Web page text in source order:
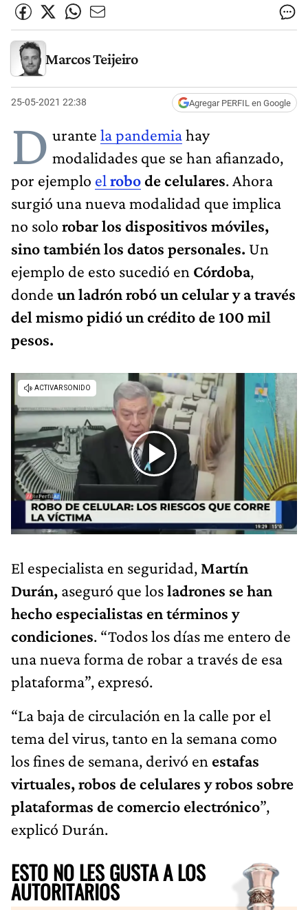
Marcos Teijeiro
25-05-2021 22:38 Agregar PERFIL en Google
D urante la pandemiahay
modalidades que se han afianzado,
por ejemplo el robode celulares. Ahora
surgió una nueva modalidad que implica
no solo robar los dispositivos móviles,
sino también los datos personales. Un
ejemplo de esto sucedió en Córdoba,
donde un ladrón robó un celular y a través
del mismo pidió un crédito de 100 mil
pesos.
El especialista en seguridad, Martín
Durán, aseguró que losladrones se han
hecho especialistas en términos y
condiciones. “Todos los días me entero de
una nueva forma de robar a través de esa
plataforma”, expresó.
“La baja de circulación en la calle por el
tema del virus, tanto en la semana como
los fines de semana, derivó en estafas
virtuales, robos de celulares y robos sobre
plataformas de comercio electrónico”,
explicó Durán.
ESTO NO LES GUSTA A LOS
AUTORITARIOS